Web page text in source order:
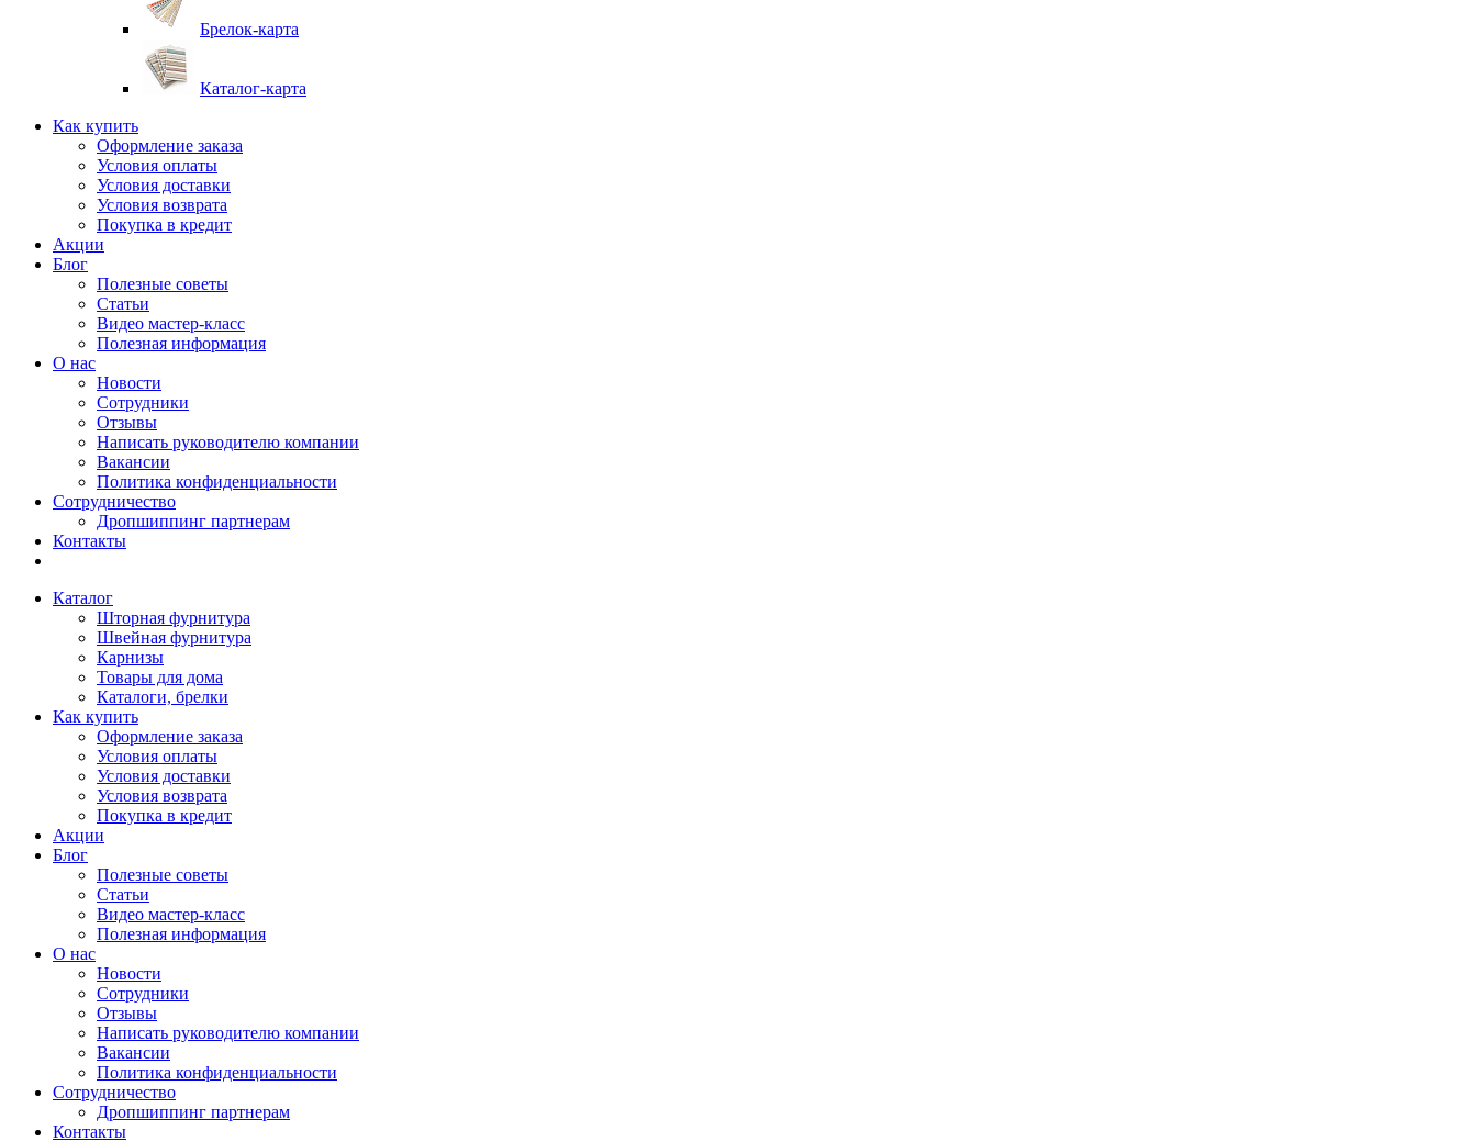
Брелок-карта
Каталог-карта
Как купить
Оформление заказа
Условия оплаты
Условия доставки
Условия возврата
Покупка в кредит
Акции
Блог
Полезные советы
Статьи
Видео мастер-класс
Полезная информация
О нас
Новости
Сотрудники
Отзывы
Написать руководителю компании
Вакансии
Политика конфиденциальности
Сотрудничество
Дропшиппинг партнерам
Контакты
Каталог
Шторная фурнитура
Швейная фурнитура
Карнизы
Товары для дома
Каталоги, брелки
Как купить
Оформление заказа
Условия оплаты
Условия доставки
Условия возврата
Покупка в кредит
Акции
Блог
Полезные советы
Статьи
Видео мастер-класс
Полезная информация
О нас
Новости
Сотрудники
Отзывы
Написать руководителю компании
Вакансии
Политика конфиденциальности
Сотрудничество
Дропшиппинг партнерам
Контакты